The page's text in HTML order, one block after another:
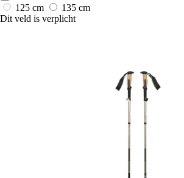
125 cm
135 cm
Dit veld is verplicht